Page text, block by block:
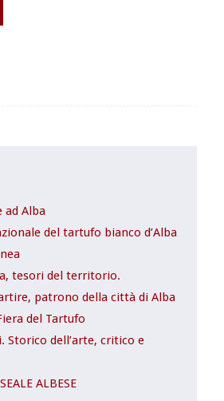
ad Alba
del tartufo bianco d’Alba
tesori del territorio.
patrono della città di Alba
del Tartufo
Storico dell’arte, critico e
ALBESE